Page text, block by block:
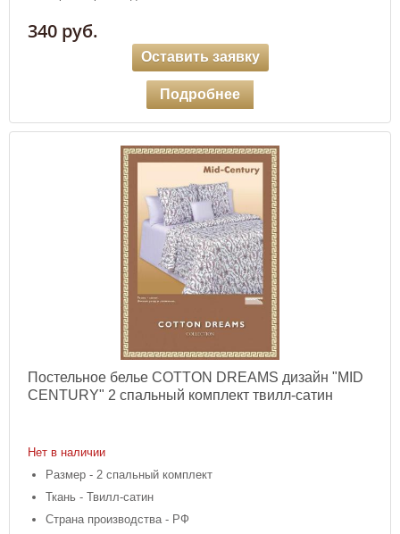
340 руб.
Оставить заявку
Подробнее
Постельное белье COTTON DREAMS дизайн "MID
CENTURY" 2 спальный комплект твилл-сатин
Нет в наличии
Размер - 2 спальный комплект
Ткань - Твилл-сатин
Страна производства - РФ